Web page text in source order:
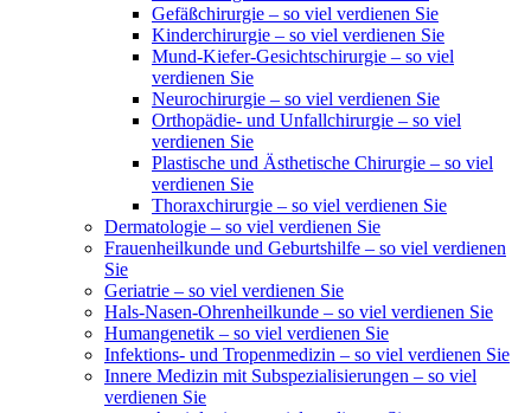
Gefäßchirurgie – so viel verdienen Sie
Kinderchirurgie – so viel verdienen Sie
Mund-Kiefer-Gesichtschirurgie – so viel
verdienen Sie
Neurochirurgie – so viel verdienen Sie
Orthopädie- und Unfallchirurgie – so viel
verdienen Sie
Plastische und Ästhetische Chirurgie – so viel
verdienen Sie
Thoraxchirurgie – so viel verdienen Sie
Dermatologie – so viel verdienen Sie
Frauenheilkunde und Geburtshilfe – so viel verdienen
Sie
Geriatrie – so viel verdienen Sie
Hals-Nasen-Ohrenheilkunde – so viel verdienen Sie
Humangenetik – so viel verdienen Sie
Infektions- und Tropenmedizin – so viel verdienen Sie
Innere Medizin mit Subspezialisierungen – so viel
verdienen Sie